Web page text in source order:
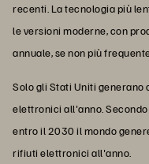
recenti. La tecnologia più
le versioni moderne, con
annuale, se non più
Solo gli Stati Uniti generano
elettronici all'anno.
entro il 2030 il mondo
rifiuti elettronici all'anno.